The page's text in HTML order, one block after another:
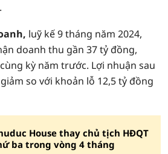
luỹ kế 9 tháng năm 2024,
doanh thu gần 37 tỷ đồng,
kỳ năm trước. Lợi nhuận sau
so với khoản lỗ 12,5 tỷ đồng
House thay chủ tịch HĐQT
ba trong vòng 4 tháng